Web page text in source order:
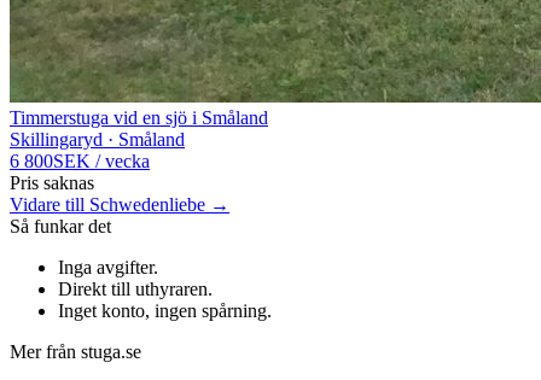
Timmerstuga vid en sjö i Småland
Skillingaryd · Småland
6 800SEK /vecka
Pris saknas
Vidare till Schwedenliebe →
Så funkar det
Inga avgifter.
Direkt till uthyraren.
Inget konto, ingen spårning.
Mer från stuga.se